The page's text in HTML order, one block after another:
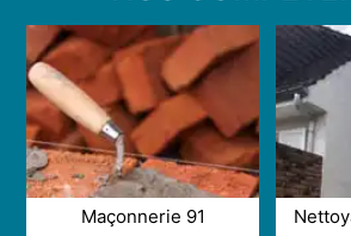
Maçonnerie 91